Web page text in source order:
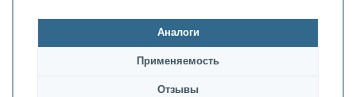
Аналоги
Применяемость
Oтзывы